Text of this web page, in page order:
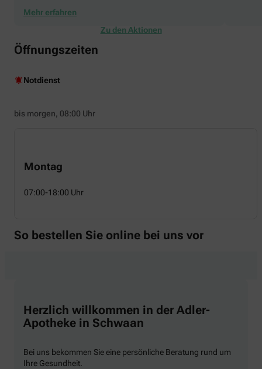
Mehr erfahren
Zu den Aktionen
Öffnungszeiten
Notdienst
bis morgen, 08:00 Uhr
Montag
07:00-18:00 Uhr
So bestellen Sie online bei uns vor
Herzlich willkommen in der Adler-
Apotheke in Schwaan
Bei uns bekommen Sie eine persönliche Beratung rund um
Ihre Gesundheit.